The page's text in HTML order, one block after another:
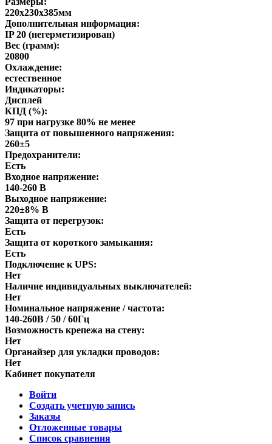
220х230х385мм
Дополнительная информация:
IP 20 (негерметизирован)
Вес (грамм):
20800
Охлаждение:
естественное
Индикаторы:
Дисплей
КПД (%):
97 при нагрузке 80% не менее
Защита от повышенного напряжения:
260±5
Предохранители:
Есть
Входное напряжение:
140-260 В
Выходное напряжение:
220±8% В
Защита от перегрузок:
Есть
Защита от короткого замыкания:
Есть
Подключение к UPS:
Нет
Наличие индивидуальных выключателей:
Нет
Номинальное напряжение / частота:
140-260В / 50 / 60Гц
Возможность крепежа на стену:
Нет
Органайзер для укладки проводов:
Нет
Кабинет покупателя
Войти
Создать учетную запись
Заказы
Отложенные товары
Список сравнения